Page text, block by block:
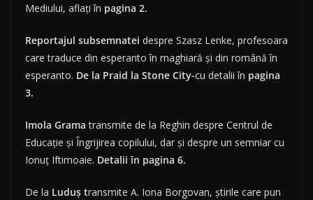
Mediului, aflaţi în pagina 2.
Reportajul subsemnatei despre Szasz Lenke, profesoara
care traduce din esperanto în maghiară şi din română în
esperanto. De la Praid la Stone City-cu detalii în pagina
3.
Imola Grama transmite de la Reghin despre Centrul de
Educaţie şi Îngrijirea copilului, dar şi despre un semniar cu
Ionuţ Iftimoaie. Detalii în pagina 6.
De la Luduş transmite A. Iona Borgovan, ştirile care pun